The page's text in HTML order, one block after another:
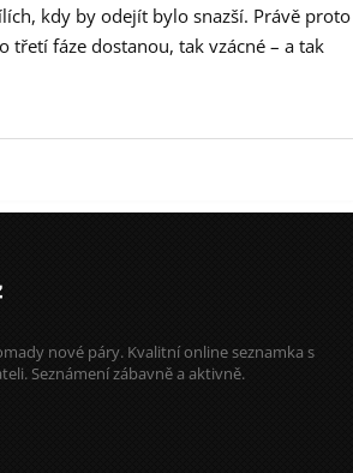
kdy by odejít bylo snazší. Právě proto
třetí fáze dostanou, tak vzácné – a tak
nové páry. Kvalitní online seznamka s
Seznámení zábavně a aktivně.